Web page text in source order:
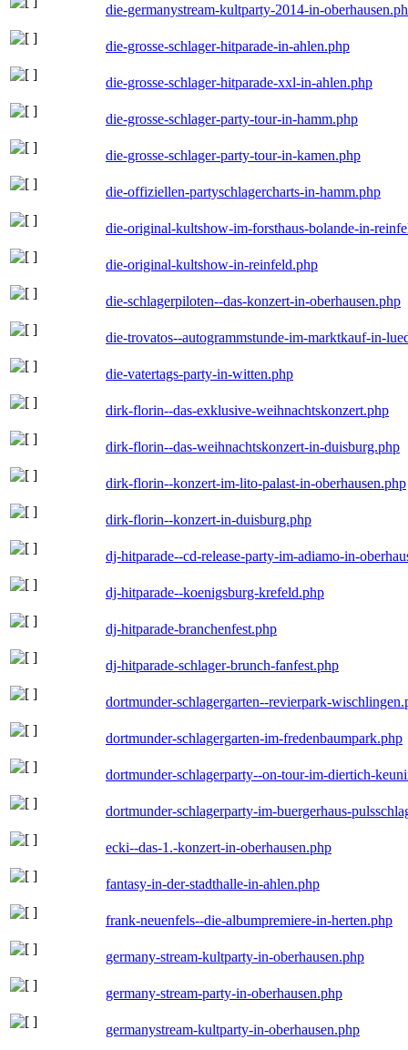
die-germanystream-kultparty-2014-in-
die-grosse-schlager-hitparade-in-ahlen.php
die-grosse-schlager-hitparade-xxl-in-ahlen.php
die-grosse-schlager-party-tour-in-hamm.php
die-grosse-schlager-party-tour-in-kamen.php
die-offiziellen-partyschlagercharts-in-hamm.php
die-original-kultshow-im-forsthaus-bolande-in-
die-original-kultshow-in-reinfeld.php
die-schlagerpiloten--das-konzert-in-oberhausen.php
die-trovatos--autogrammstunde-im-marktkauf-in-
die-vatertags-party-in-witten.php
dirk-florin--das-exklusive-weihnachtskonzert.php
dirk-florin--das-weihnachtskonzert-in-duisburg.php
dirk-florin--konzert-im-lito-palast-in-oberhausen.php
dirk-florin--konzert-in-duisburg.php
dj-hitparade--cd-release-party-im-adiamo-in-
dj-hitparade--koenigsburg-krefeld.php
dj-hitparade-branchenfest.php
dj-hitparade-schlager-brunch-fanfest.php
dortmunder-schlagergarten--revierpark-
dortmunder-schlagergarten-im-fredenbaumpark.php
dortmunder-schlagerparty--on-tour-im-diertich-
dortmunder-schlagerparty-im-buergerhaus-
ecki--das-1.-konzert-in-oberhausen.php
fantasy-in-der-stadthalle-in-ahlen.php
frank-neuenfels--die-albumpremiere-in-herten.php
germany-stream-kultparty-in-oberhausen.php
germany-stream-party-in-oberhausen.php
germanystream-kultparty-in-oberhausen.php